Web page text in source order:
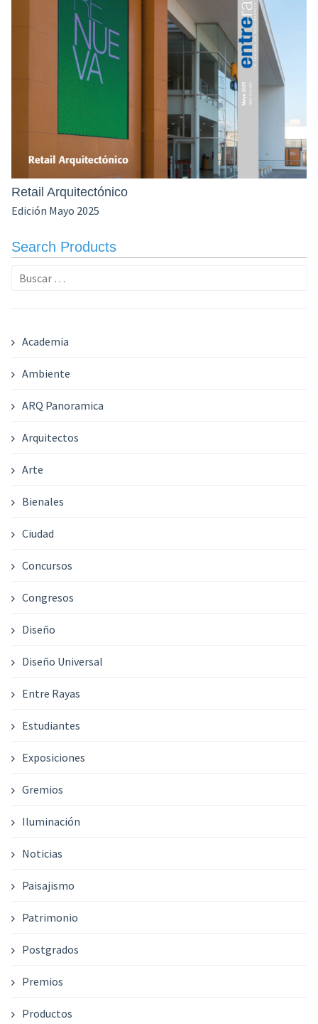
Retail Arquitectónico
Edición Mayo 2025
Search Products
Buscar:
Academia
Ambiente
ARQ Panoramica
Arquitectos
Arte
Bienales
Ciudad
Concursos
Congresos
Diseño
Diseño Universal
Entre Rayas
Estudiantes
Exposiciones
Gremios
Iluminación
Noticias
Paisajismo
Patrimonio
Postgrados
Premios
Productos